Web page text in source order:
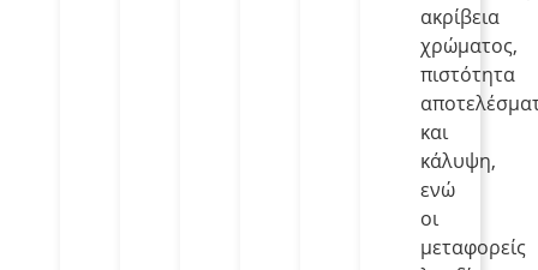
ακρίβεια
χρώματος,
πιστότητα
και
κάλυψη,
ενώ
οι
μεταφορείς